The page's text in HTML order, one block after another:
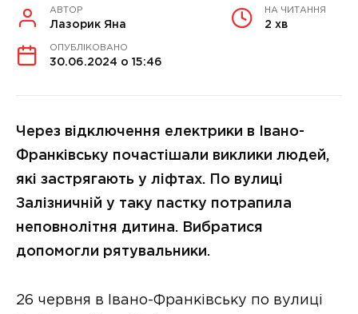
АВТОР
Лазорик Яна
НА ЧИТАННЯ
2 хв
ОПУБЛІКОВАНО
30.06.2024 о 15:46
Через відключення електрики в Івано-
Франківську почастішали виклики людей,
які застрягають у ліфтах. По вулиці
Залізничній у таку пастку потрапила
неповнолітня дитина. Вибратися
допомогли рятувальники.
26 червня в Івано-Франківську по вулиці